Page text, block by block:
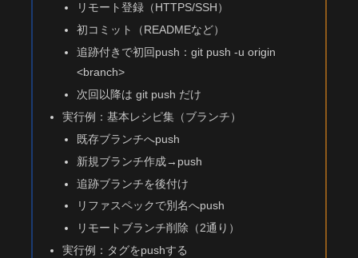
リモート登録（HTTPS/SSH）
初コミット（READMEなど）
追跡付きで初回push：git push -u origin
<branch>
次回以降は git push だけ
実行例：基本レシピ集（ブランチ）
既存ブランチへpush
新規ブランチ作成→push
追跡ブランチを後付け
リファスペックで別名へpush
リモートブランチ削除（2通り）
実行例：タグをpushする